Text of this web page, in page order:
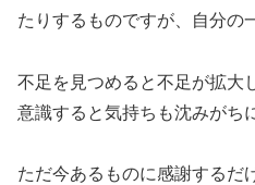
たりするものですが、自分の
不足を見つめると不足が拡大
意識すると気持ちも沈みがち
ただ今あるものに感謝するだ